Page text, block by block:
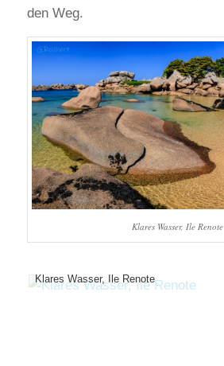
den Weg.
Klares Wasser, Ile Renote
Klares Wasser, Ile Renote